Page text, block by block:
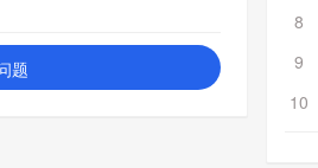
题
8
9
10